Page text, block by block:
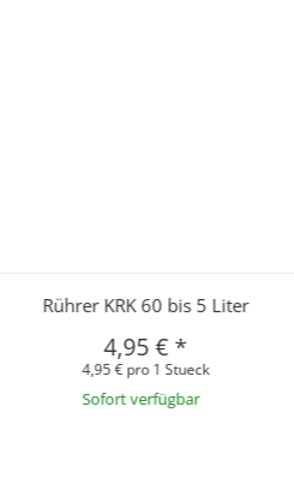
Rührer KRK 60 bis 5 Liter
4,95 €*
4,95 € pro 1 Stueck
Sofort verfügbar